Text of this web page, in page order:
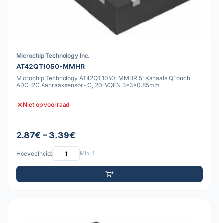
Microchip Technology Inc.
AT42QT1050-MMHR
Microchip Technology AT42QT1050-MMHR 5-Kanaals QTouch
ADC I2C Aanraaksensor-IC, 20-VQFN 3x3x0.85mm
Niet op voorraad
2.87€ – 3.39€
Hoeveelheid: Min: 1